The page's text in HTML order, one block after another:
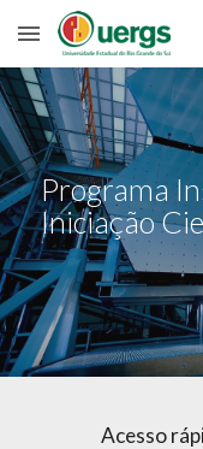
Skip to main content
Programa
Iniciação
Acesso